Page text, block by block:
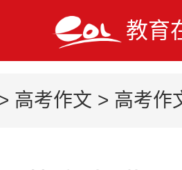
教育
高考作文 > 高考作